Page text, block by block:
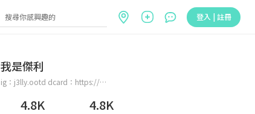
登入 | 註冊
我是傑利
ig：j3lly.ootd dcard：https://dcard.me/@wuopfj 我是傑利(¯︶¯) Dcard穿搭版創作者 也是街頭藝人 副業大學生
4.8K 4.8K